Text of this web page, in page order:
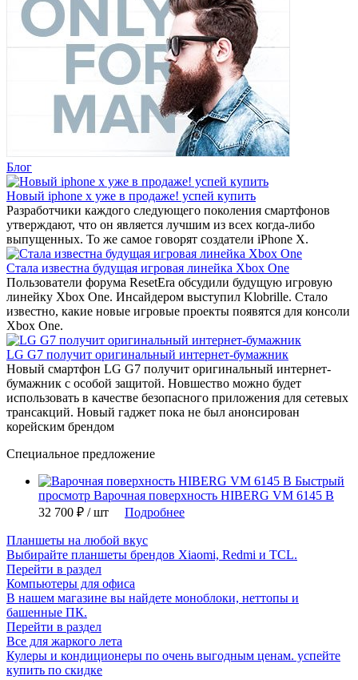
Блог
Новый iphone x уже в продаже! успей купить
Разработчики каждого следующего поколения смартфонов
утверждают, что он является лучшим из всех когда-либо
выпущенных. То же самое говорят создатели iPhone X.
Стала известна будущая игровая линейка Xbox One
Пользователи форума ResetEra обсудили будущую игровую
линейку Xbox One. Инсайдером выступил Klobrille. Стало
известно, какие новые игровые проекты появятся для консоли
Xbox One.
LG G7 получит оригинальный интернет-бумажник
Новый смартфон LG G7 получит оригинальный интернет-
бумажник с особой защитой. Новшество можно будет
использовать в качестве безопасного приложения для сетевых
трансакций. Новый гаджет пока не был анонсирован
корейским брендом
Специальное предложение
Быстрый
просмотр Варочная поверхность HIBERG VM 6145 B
32 700 ₽ / шт Подробнее
Планшеты на любой вкус
Выбирайте планшеты брендов Xiaomi, Redmi и TCL.
Перейти в раздел
Компьютеры для офиса
В нашем магазине вы найдете моноблоки, неттопы и
башенные ПК.
Перейти в раздел
Все для жаркого лета
Кулеры и кондиционеры по очень выгодным ценам. успейте
купить по скидке